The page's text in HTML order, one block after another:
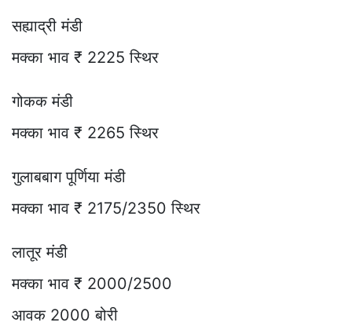
सह्याद्री मंडी
मक्का भाव ₹ 2225 स्थिर
गोकक मंडी
मक्का भाव ₹ 2265 स्थिर
गुलाबबाग पूर्णिया मंडी
मक्का भाव ₹ 2175/2350 स्थिर
लातूर मंडी
मक्का भाव ₹ 2000/2500
आवक 2000 बोरी